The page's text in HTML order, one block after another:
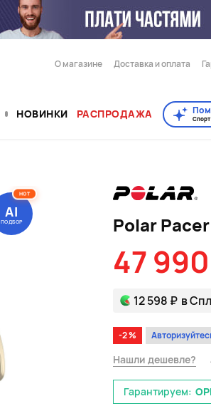
О магазине Доставка и оплата
НОВИНКИ РАСПРОДАЖА
Polar
47
12 598 ₽ в
-2 %
Нашли дешевле?
Гарантируем:
HOT
AI
ПОДБОР